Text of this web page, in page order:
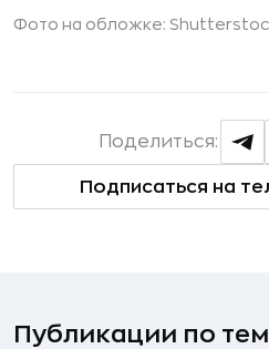
Фото на обложке:
Подписаться на
Поделиться:
Публикации по